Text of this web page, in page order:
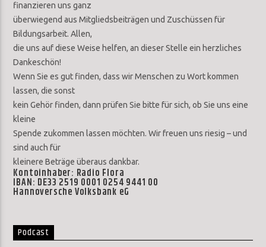
finanzieren uns ganz
überwiegend aus Mitgliedsbeiträgen und Zuschüssen für
Bildungsarbeit. Allen,
die uns auf diese Weise helfen, an dieser Stelle ein herzliches
Dankeschön!
Wenn Sie es gut finden, dass wir Menschen zu Wort kommen
lassen, die sonst
kein Gehör finden, dann prüfen Sie bitte für sich, ob Sie uns eine
kleine
Spende zukommen lassen möchten. Wir freuen uns riesig – und
sind auch für
kleinere Beträge überaus dankbar.
Kontoinhaber: Radio Flora
IBAN: DE33 2519 0001 0254 9441 00
Hannoversche Volksbank eG
Podcast